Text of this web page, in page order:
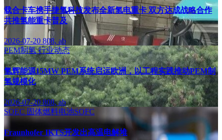
载合卡车携手捷氢科技发布全新氢电重卡 双方达成战略合作
共推氢能重卡普及
2026-07-20 808, ab
PEM制氢行业动态
氢辉能源15MW PEM系统启运欧洲，以工程实践推动PEM制
氢规模化
2026-07-20808, ab
SOEC 固体燃料电池SOFC
Fraunhofer IKTS开发出高温电解堆